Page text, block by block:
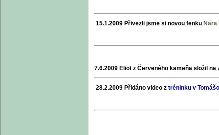
15.1.2009 Přivezli jsme si novou fenku Nara
7.6.2009 Eliot z Červeného kameňa složil
28.2.2009 Přidáno video z tréninku v